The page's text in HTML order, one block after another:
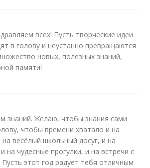
всех! Пусть творческие идеи
в голову и неустанно превращаются
новых, полезных знаний,
памяти!
знаний. Желаю, чтобы знания сами
чтобы времени хватало и на
весёлый школьный досуг, и на
на чудесные прогулки, и на встречи с
этот год радует тебя отличным